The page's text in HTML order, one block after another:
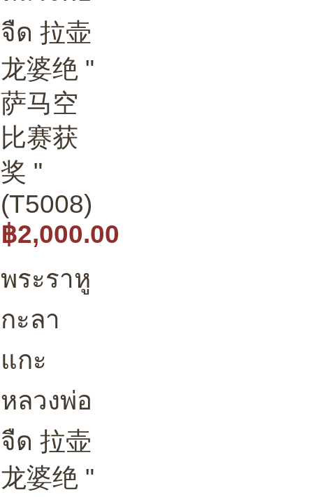
จืด 拉壶
龙婆绝 "
萨马空
比赛获
奖 "
(T5008)
฿2,000.00
พระราหู
กะลา
แกะ
หลวงพ่อ
จืด 拉壶
龙婆绝 "